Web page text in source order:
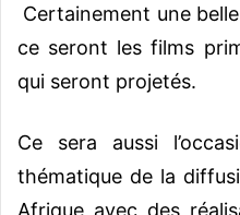
Certainement une
ce seront les films
qui seront projetés.
Ce sera aussi
thématique de la
Afrique avec des